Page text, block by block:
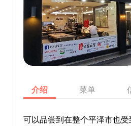
介绍 菜单
可以品尝到在整个平泽市也